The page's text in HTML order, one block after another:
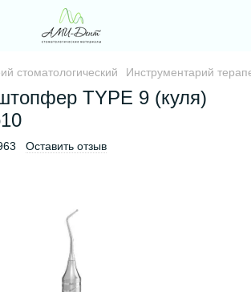
стоматологический Инструментарий
TYPE 9 (куля)
Оставить отзыв